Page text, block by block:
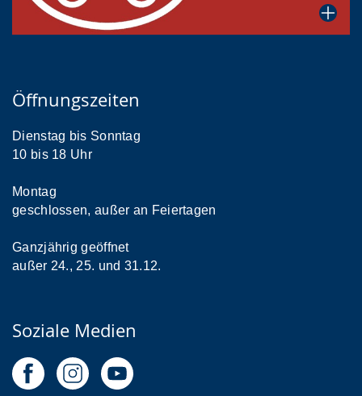
Öffnungszeiten
Dienstag bis Sonntag
10 bis 18 Uhr
Montag
geschlossen, außer an Feiertagen
Ganzjährig geöffnet
außer 24., 25. und 31.12.
Soziale Medien